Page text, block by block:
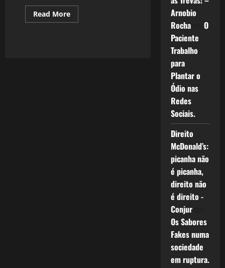
Read MoreRead
more
Arnobio
Rochaem O
Paciente
Trabalho
para
Plantar o
Ódio nas
Redes
Sociais.
Direito
McDonald’s:
picanha não
é picanha,
direito não
é direito -
Conjurem
Os Sabores
Fakes numa
sociedade
em ruptura.